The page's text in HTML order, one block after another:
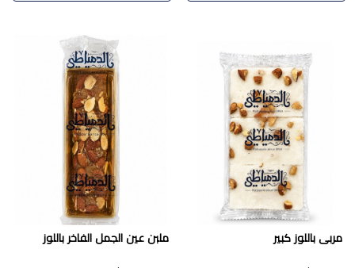
مربى باللوز كبير ملبن عين الجمل الفاخر باللوز